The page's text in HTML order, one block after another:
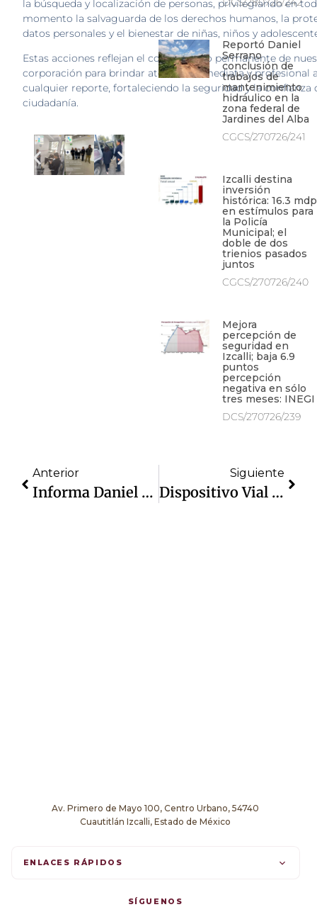
la búsqueda y localización de personas, privilegiando en
momento la salvaguarda de los derechos humanos, la
datos personales y el bienestar de niñas, niños y
Estas acciones reflejan el compromiso permanente de
corporación para brindar atención inmediata y profesional
cualquier reporte, fortaleciendo la seguridad y la confianza
ciudadanía.
Reportó Daniel
Serrano
conclusión de
trabajos de
mantenimiento
hidráulico en la
zona federal de
Jardines del Alba
CGCS/270726/241
Izcalli destina
inversión
histórica: 16.3 mdp
en estímulos para
la Policía
Municipal; el
doble de dos
trienios pasados
juntos
CGCS/270726/240
Mejora
percepción de
seguridad en
Izcalli; baja 6.9
puntos
percepción
negativa en sólo
tres meses: INEGI
DCS/270726/239
Anterior
Informa Daniel Serrano Reactivación Del Pozo Potrero; Se Recupera Potencial De Hasta 3.1 Millones De Litros Al Día
Siguiente
Dispositivo Vial De Cuautitlán Izcalli Agiliza Circulación En San Martín Obispo
Av. Primero de Mayo 100, Centro Urbano, 54740
Cuautitlán Izcalli, Estado de México
ENLACES RÁPIDOS
SÍGUENOS